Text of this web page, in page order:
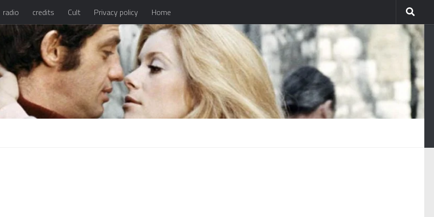
radio credits Cult Privacy policy Home